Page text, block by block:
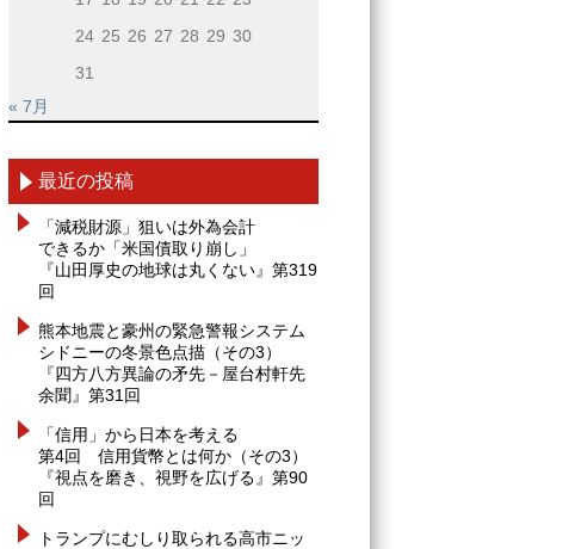
24 25 26 27 28 29 30
31
« 7月
最近の投稿
「減税財源」狙いは外為会計
できるか「米国債取り崩し」
『山田厚史の地球は丸くない』第319
回
熊本地震と豪州の緊急警報システム
シドニーの冬景色点描（その3）
『四方八方異論の矛先－屋台村軒先
余聞』第31回
「信用」から日本を考える
第4回 信用貨幣とは何か（その3）
『視点を磨き、視野を広げる』第90
回
トランプにむしり取られる高市ニッ